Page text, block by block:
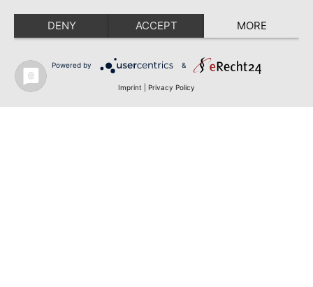
DENY ACCEPT MORE
Powered by &
Imprint Privacy Policy